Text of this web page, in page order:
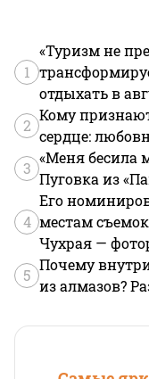
1
«Туризм не
отдыхать в
2
Кому
сердце:
3
«Меня бесила
Пуговка из
4
Его
местам
Чухрая —
5
Почему
из алмазов?